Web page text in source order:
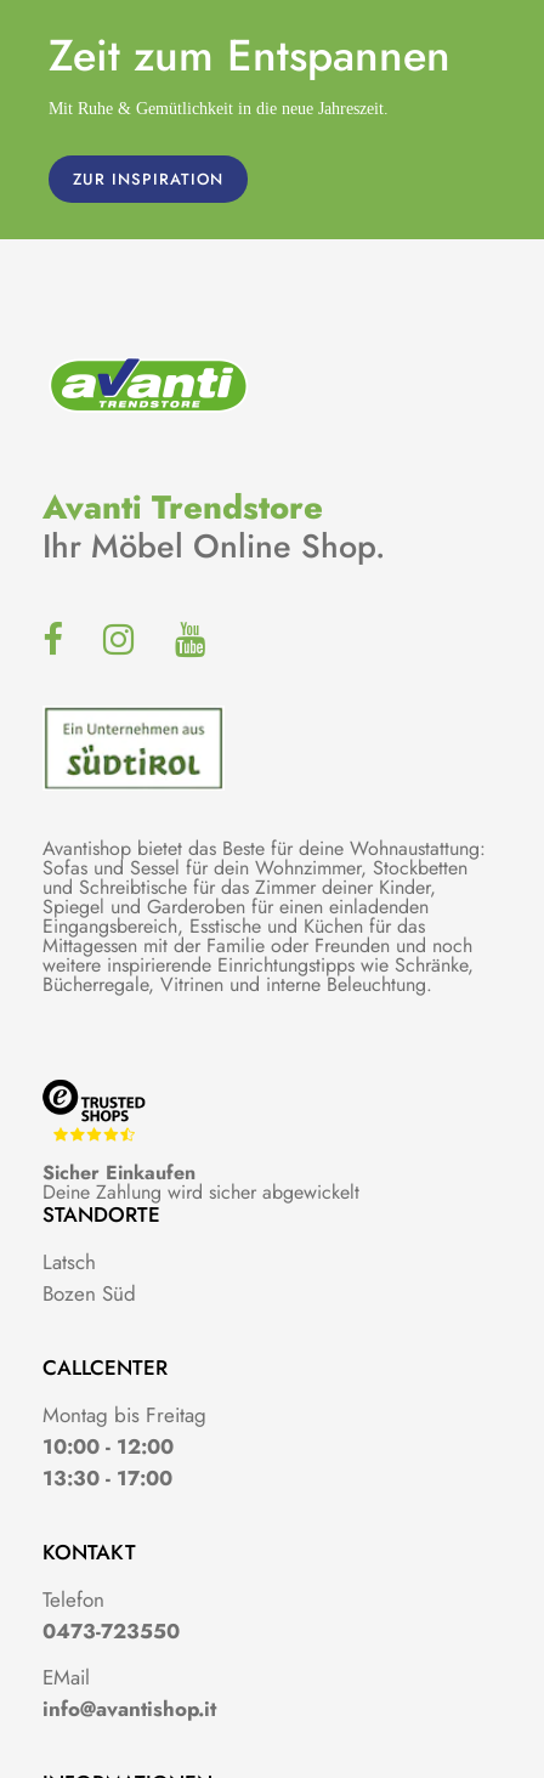
Zeit zum Entspannen
Mit Ruhe & Gemütlichkeit in die neue Jahreszeit.
ZUR INSPIRATION
Avanti Trendstore
Ihr Möbel Online Shop.
Avantishop bietet das Beste für deine Wohnaustattung:
Sofas und Sessel für dein Wohnzimmer, Stockbetten
und Schreibtische für das Zimmer deiner Kinder,
Spiegel und Garderoben für einen einladenden
Eingangsbereich, Esstische und Küchen für das
Mittagessen mit der Familie oder Freunden und noch
weitere inspirierende Einrichtungstipps wie Schränke,
Bücherregale, Vitrinen und interne Beleuchtung.
Sicher Einkaufen
Deine Zahlung wird sicher abgewickelt
STANDORTE
Latsch
Bozen Süd
CALLCENTER
Montag bis Freitag
10:00 - 12:00
13:30 - 17:00
KONTAKT
Telefon
0473-723550
EMail
info@avantishop.it